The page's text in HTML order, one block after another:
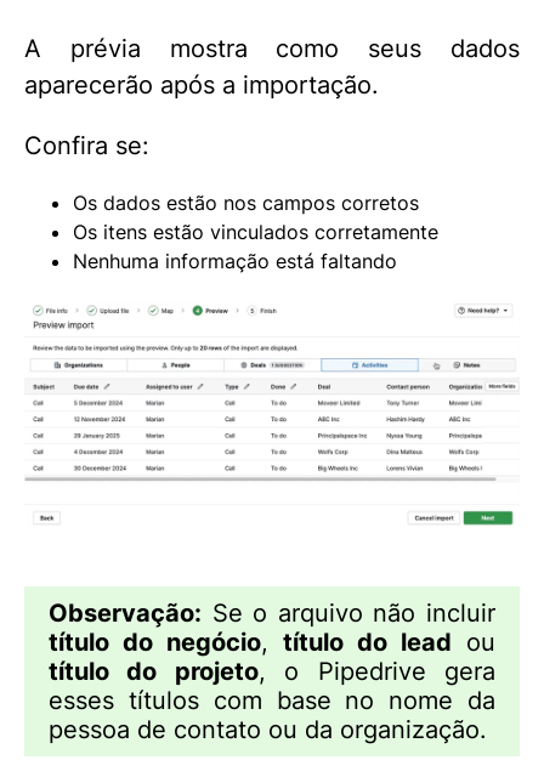
A prévia mostra como seus dados
aparecerão após a importação.
Confira se:
Os dados estão nos campos corretos
Os itens estão vinculados corretamente
Nenhuma informação está faltando
Observação: Se o arquivo não incluir
título do negócio, título do lead ou
título do projeto, o Pipedrive gera
esses títulos com base no nome da
pessoa de contato ou da organização.